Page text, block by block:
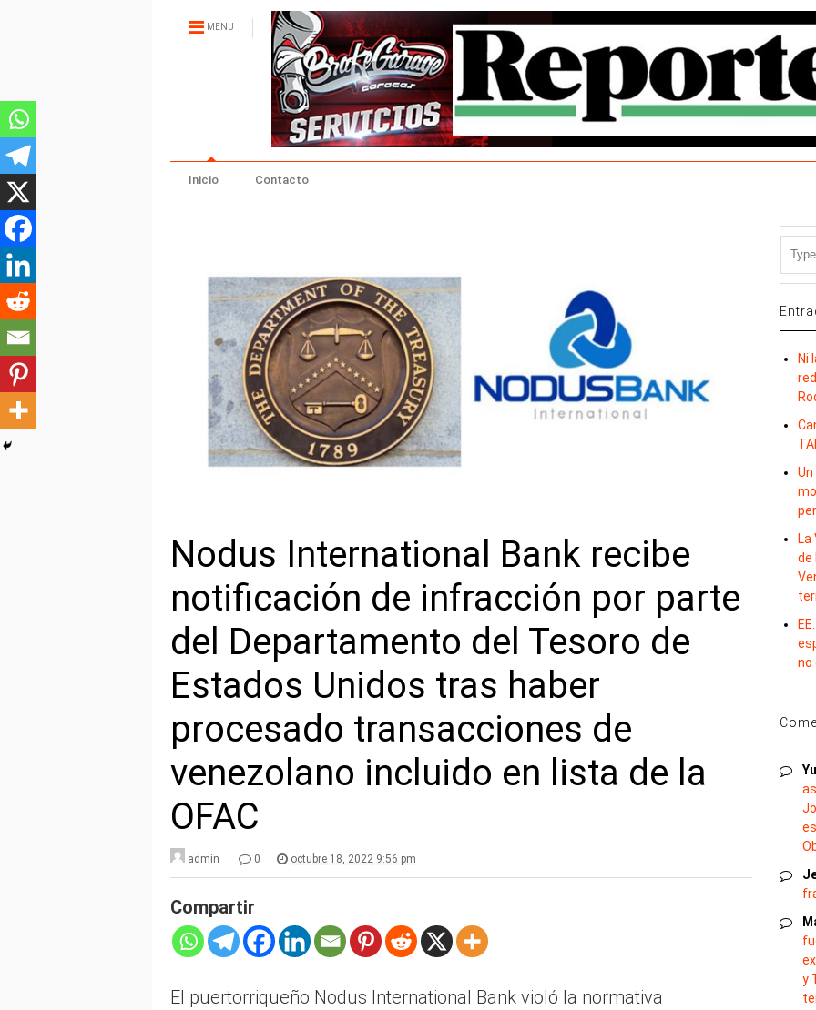
MENU
Inicio Contacto
Nodus International Bank recibe
notificación de infracción por parte
del Departamento del Tesoro de
Estados Unidos tras haber
procesado transacciones de
venezolano incluido en lista de la
OFAC
admin 0 octubre 18, 2022 9:56 pm
Compartir
El puertorriqueño Nodus International Bank violó la normativa
Ni
La
de
no
y